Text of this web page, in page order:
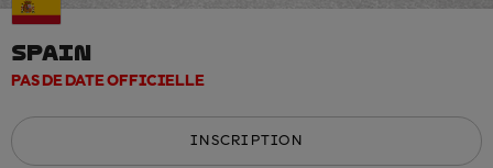
SPAIN
PAS DE DATE OFFICIELLE
INSCRIPTION